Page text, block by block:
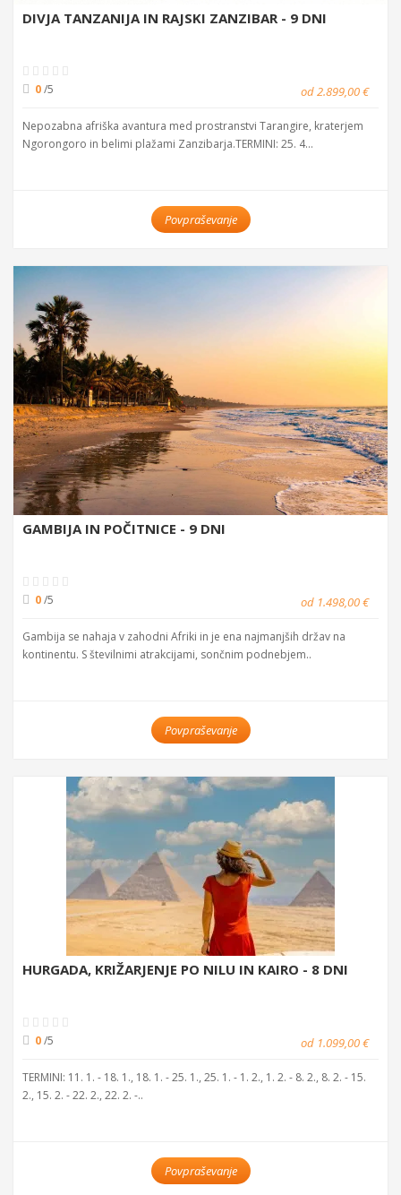
DIVJA TANZANIJA IN RAJSKI ZANZIBAR - 9 DNI
0/5 od 2.899,00 €
Nepozabna afriška avantura med prostranstvi Tarangire, kraterjem
Ngorongoro in belimi plažami Zanzibarja.TERMINI: 25. 4...
Povpraševanje
GAMBIJA IN POČITNICE - 9 DNI
0/5 od 1.498,00 €
Gambija se nahaja v zahodni Afriki in je ena najmanjših držav na
kontinentu. S številnimi atrakcijami, sončnim podnebjem..
Povpraševanje
HURGADA, KRIŽARJENJE PO NILU IN KAIRO - 8 DNI
0/5 od 1.099,00 €
TERMINI: 11. 1. - 18. 1., 18. 1. - 25. 1., 25. 1. - 1. 2., 1. 2. - 8. 2., 8. 2. - 15.
2., 15. 2. - 22. 2., 22. 2. -..
Povpraševanje